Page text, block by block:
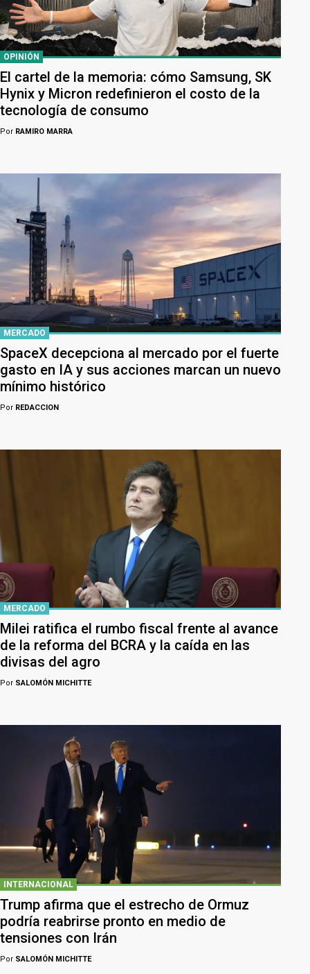
OPINIÓN
El cartel de la memoria: cómo Samsung, SK
Hynix y Micron redefinieron el costo de la
tecnología de consumo
Por RAMIRO MARRA
MERCADO
SpaceX decepciona al mercado por el fuerte
gasto en IA y sus acciones marcan un nuevo
mínimo histórico
Por REDACCION
MERCADO
Milei ratifica el rumbo fiscal frente al avance
de la reforma del BCRA y la caída en las
divisas del agro
Por SALOMÓN MICHITTE
INTERNACIONAL
Trump afirma que el estrecho de Ormuz
podría reabrirse pronto en medio de
tensiones con Irán
Por SALOMÓN MICHITTE